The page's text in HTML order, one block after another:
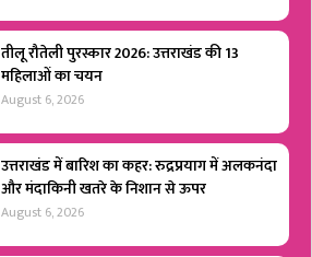
तीलू रौतेली पुरस्कार 2026: उत्तराखंड की 13
महिलाओं का चयन
August 6, 2026
उत्तराखंड में बारिश का कहर: रुद्रप्रयाग में अलकनंदा
और मंदाकिनी खतरे के निशान से ऊपर
August 6, 2026